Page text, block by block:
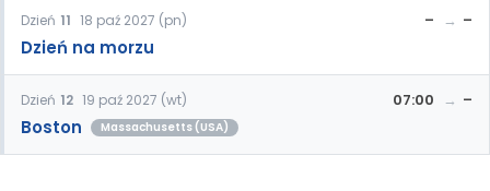
Dzień 11 18 paź 2027 (pn)
Dzień na morzu
– –
Dzień 12 19 paź 2027 (wt)
Boston Massachusetts (USA)
07:00 –